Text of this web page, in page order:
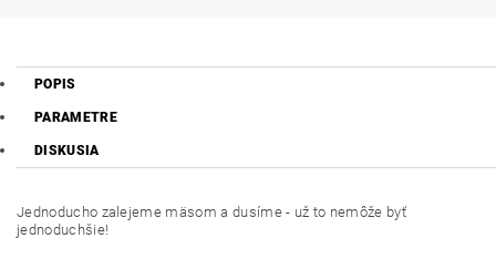
POPIS
PARAMETRE
DISKUSIA
Jednoducho zalejeme mäsom a dusíme - už to nemôže byť
jednoduchšie!